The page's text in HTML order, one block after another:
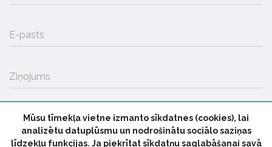
E-pasts
Ziņojums
SŪTĪT
Mūsu tīmekļa vietne izmanto sīkdatnes (cookies), lai
analizētu datuplūsmu un nodrošinātu sociālo saziņas
līdzekļu funkcijas. Ja piekrītat sīkdatņu saglabāšanai savā